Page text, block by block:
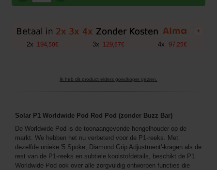
+
2x 194 50€ 3x 129, 67€ 4x 97 25€
Ik heb dit product elders goedkoper gezien.
Solar P1 Worldwide Pod Rod Pod (zonder Buzz Bar)
De Worldwide Pod is de toonaangevende hengelhouder op de
markt. We hebben het nu verbeterd voor de P1-reeks. Met
dezelfde unieke '5 Spoke, Diamond Grip Adjustment'-kragen als de
rest van de P1-reeks en subtiele koolstofdetails, beschikt de P1
Worldwide Pod ook over alle zorgvuldig ontworpen functies die